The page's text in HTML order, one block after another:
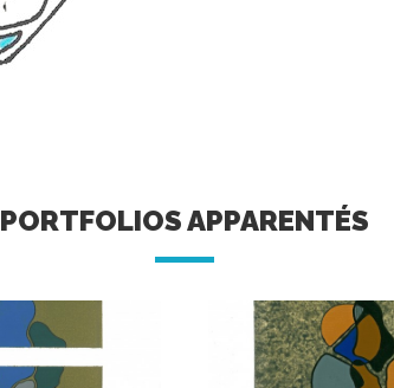
PORTFOLIOS APPARENTÉS